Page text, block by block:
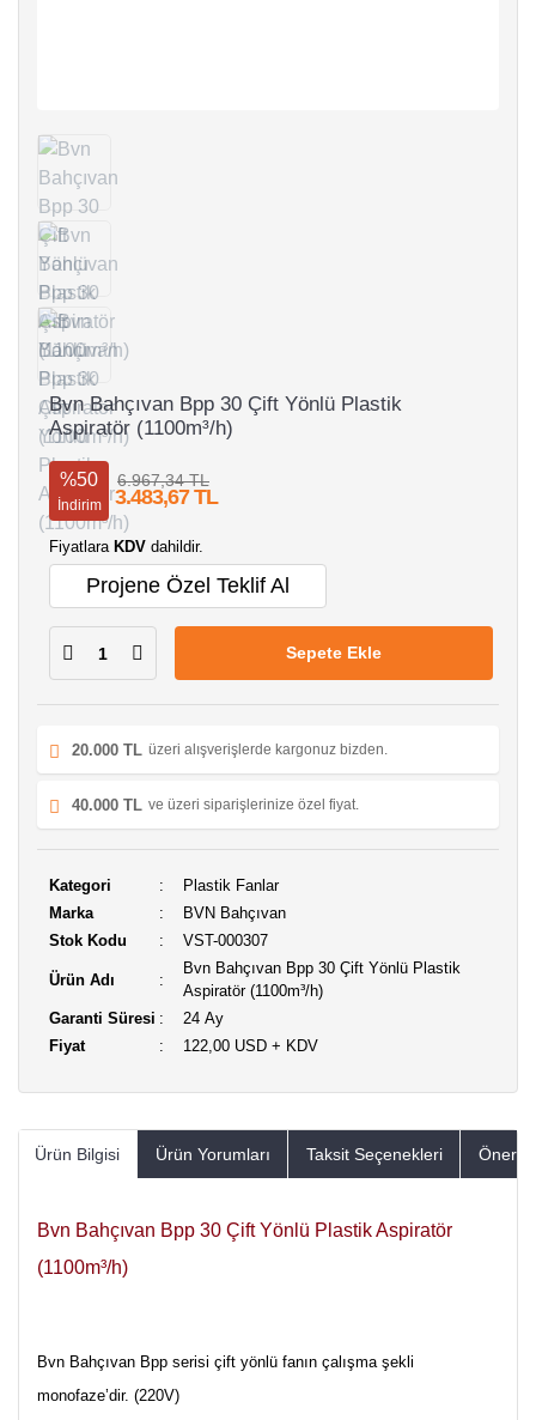
Bvn Bahçıvan Bpp 30 Çift Yönlü Plastik
Aspiratör (1100m³/h)
%50
İndirim
6.967,34 TL
3.483,67 TL
Fiyatlara KDV dahildir.
Projene Özel Teklif Al
Sepete Ekle
20.000 TL üzeri alışverişlerde kargonuz bizden.
40.000 TL ve üzeri siparişlerinize özel fiyat.
Kategori
Plastik Fanlar
Marka
BVN Bahçıvan
Stok Kodu
VST-000307
Ürün Adı
Bvn Bahçıvan Bpp 30 Çift Yönlü Plastik
Aspiratör (1100m³/h)
Garanti Süresi
24 Ay
Fiyat
122,00 USD + KDV
Ürün Bilgisi Ürün Yorumları Taksit Seçenekleri
Bvn Bahçıvan Bpp 30 Çift Yönlü Plastik Aspiratör
(1100m³/h)
Bvn Bahçıvan Bpp serisi çift yönlü fanın çalışma şekli
monofaze’dir. (220V)